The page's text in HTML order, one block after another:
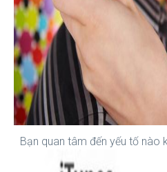
Bạn quan tâm đến yếu tố nào